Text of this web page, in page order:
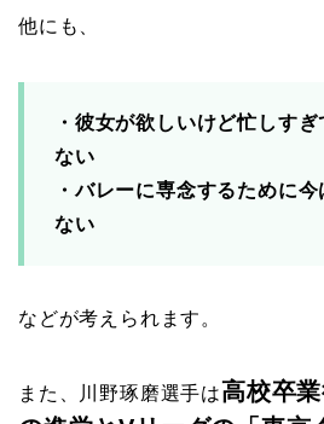
他にも、
・彼女が欲しいけど忙しす
ない
・バレーに専念するために
ない
などが考えられます。
また、川野琢磨選手は高校卒